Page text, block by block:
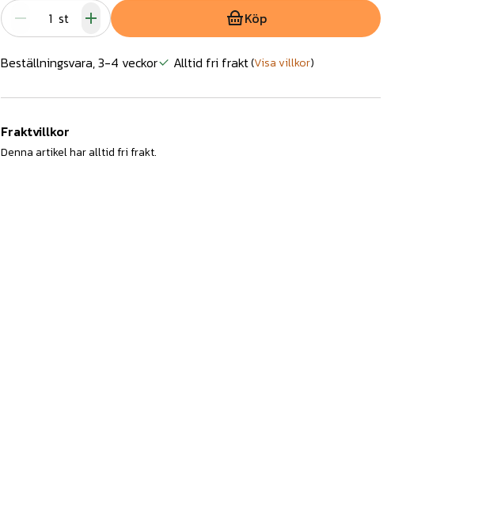
st Köp
Beställningsvara, 3-4 veckor Alltid fri frakt(Visa villkor)
Fraktvillkor
Denna artikel har alltid fri frakt.